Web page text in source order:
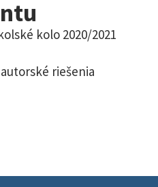
kolo 2020/2021
riešenia